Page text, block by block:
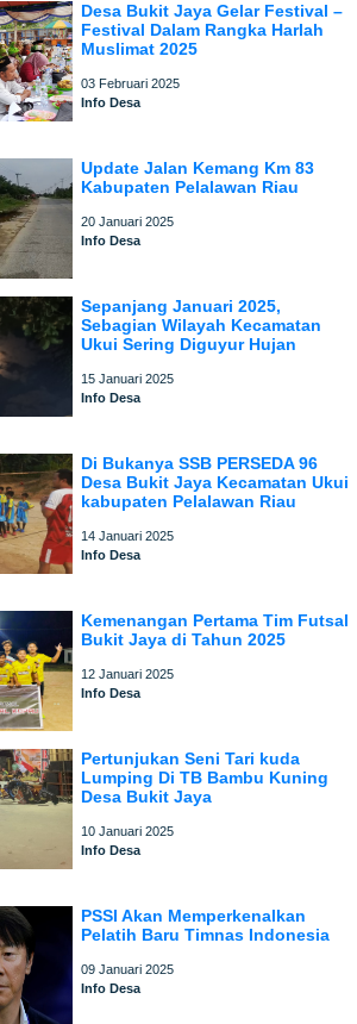
Desa Bukit Jaya Gelar Festival –
Festival Dalam Rangka Harlah
Muslimat 2025
03 Februari 2025
Info Desa
Update Jalan Kemang Km 83
Kabupaten Pelalawan Riau
20 Januari 2025
Info Desa
Sepanjang Januari 2025,
Sebagian Wilayah Kecamatan
Ukui Sering Diguyur Hujan
15 Januari 2025
Info Desa
Di Bukanya SSB PERSEDA 96
Desa Bukit Jaya Kecamatan Ukui
kabupaten Pelalawan Riau
14 Januari 2025
Info Desa
Kemenangan Pertama Tim Futsal
Bukit Jaya di Tahun 2025
12 Januari 2025
Info Desa
Pertunjukan Seni Tari kuda
Lumping Di TB Bambu Kuning
Desa Bukit Jaya
10 Januari 2025
Info Desa
PSSI Akan Memperkenalkan
Pelatih Baru Timnas Indonesia
09 Januari 2025
Info Desa